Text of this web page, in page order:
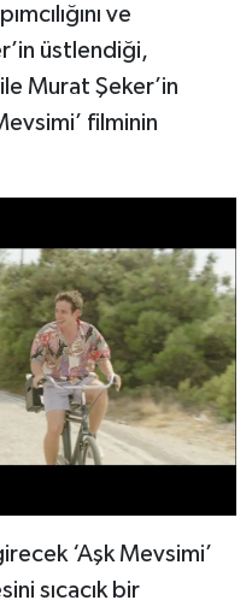
ve
üstlendiği,
Murat Şeker’in
filminin
‘Aşk Mevsimi’
sıcacık bir